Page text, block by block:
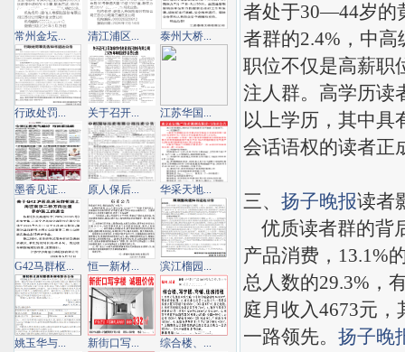
者处于30—44岁的
者群的2.4%，中
职位不仅是高薪职
注人群。高学历读
以上学历，其中具
会话语权的读者正
三、 扬子晚报读者
优质读者群的背
产品消费，13.1%
总人数的29.3%，
庭月收入4673元
一路领先。 扬子晚
常州金坛... 清江浦区... 泰州大桥...
行政处罚... 关于召开... 江苏华国...
墨香见证... 原人保后... 华采天地...
G42马群枢... 恒一新材... 滨江榴园...
姚玉华与... 新街口写... 综合楼、...